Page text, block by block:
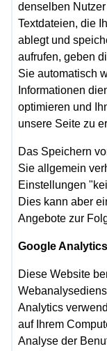
denselben
Textdateien, die
ablegt und
aufrufen, geben
Sie automatisch
Informationen
optimieren und
unsere Seite zu
Das Speichern
Sie allgemein
Einstellungen
Dies kann aber
Angebote zur
Google Analytics
Diese Website
Analytics
auf Ihrem
Analyse der